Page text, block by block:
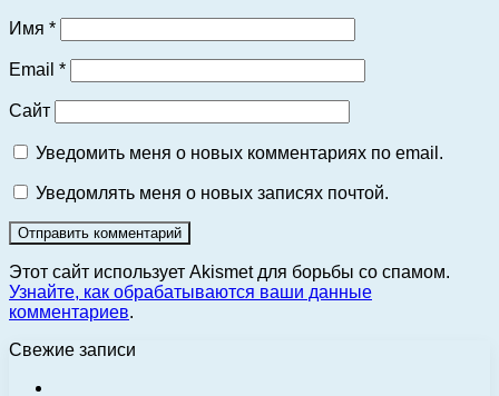
Имя *
Email *
Сайт
Уведомить меня о новых комментариях по email.
Уведомлять меня о новых записях почтой.
Этот сайт использует Akismet для борьбы со спамом.
Узнайте, как обрабатываются ваши данные
комментариев.
Свежие записи